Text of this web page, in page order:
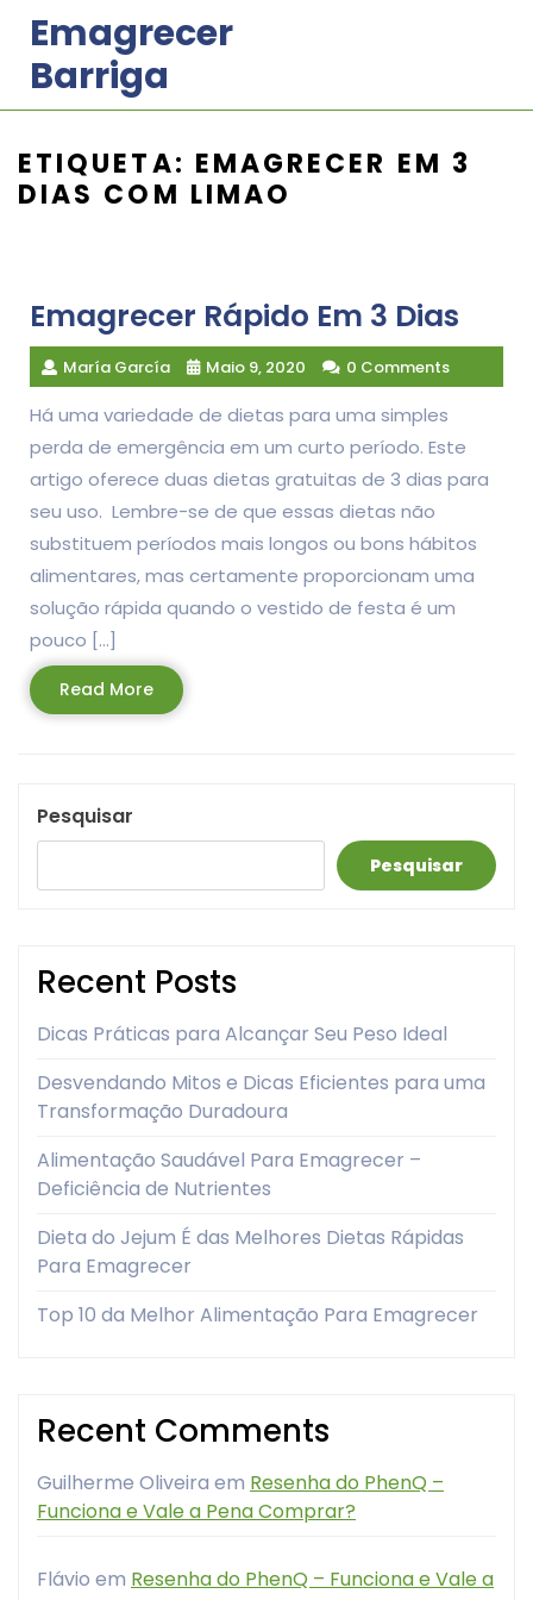
content
Emagrecer
Barriga
ETIQUETA: EMAGRECER EM 3
DIAS COM LIMAO
Emagrecer Rápido Em 3 Dias
María García Maio 9, 2020 0 Comments
Há uma variedade de dietas para uma simples
perda de emergência em um curto período. Este
artigo oferece duas dietas gratuitas de 3 dias para
seu uso. Lembre-se de que essas dietas não
substituem períodos mais longos ou bons hábitos
alimentares, mas certamente proporcionam uma
solução rápida quando o vestido de festa é um
pouco […]
Read MoreRead
More
Pesquisar
Pesquisar
Recent Posts
Dicas Práticas para Alcançar Seu Peso Ideal
Desvendando Mitos e Dicas Eficientes para uma
Transformação Duradoura
Alimentação Saudável Para Emagrecer –
Deficiência de Nutrientes
Dieta do Jejum É das Melhores Dietas Rápidas
Para Emagrecer
Top 10 da Melhor Alimentação Para Emagrecer
Recent Comments
Guilherme Oliveira em Resenha do PhenQ –
Funciona e Vale a Pena Comprar?
Flávio em Resenha do PhenQ – Funciona e Vale a